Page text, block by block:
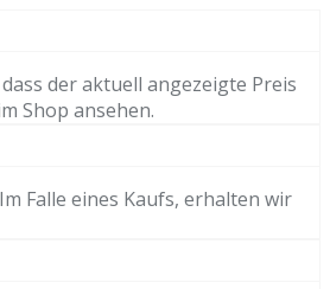
der aktuell angezeigte Preis
Shop ansehen.
Falle eines Kaufs, erhalten wir